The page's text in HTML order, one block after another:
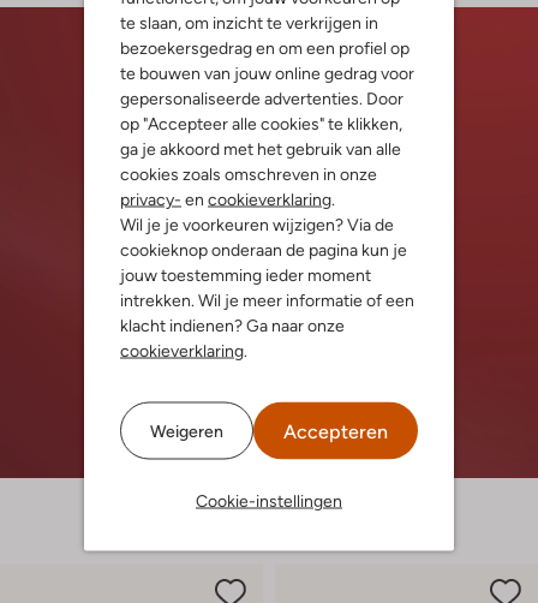
te slaan, om inzicht te verkrijgen in
bezoekersgedrag en om een profiel op
te bouwen van jouw online gedrag voor
gepersonaliseerde advertenties. Door
op "Accepteer alle cookies" te klikken,
ga je akkoord met het gebruik van alle
cookies zoals omschreven in onze
privacy- en cookieverklaring.
Wil je je voorkeuren wijzigen? Via de
cookieknop onderaan de pagina kun je
jouw toestemming ieder moment
intrekken. Wil je meer informatie of een
klacht indienen? Ga naar onze
cookieverklaring.
Weigeren Accepteren
Cookie-instellingen